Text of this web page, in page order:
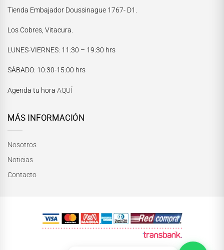
Tienda Embajador Doussinague 1767- D1.
Los Cobres, Vitacura.
LUNES-VIERNES: 11:30 – 19:30 hrs
SÁBADO: 10:30-15:00 hrs
Agenda tu hora AQUÍ
MÁS INFORMACIÓN
Nosotros
Noticias
Contacto
María Paskaró